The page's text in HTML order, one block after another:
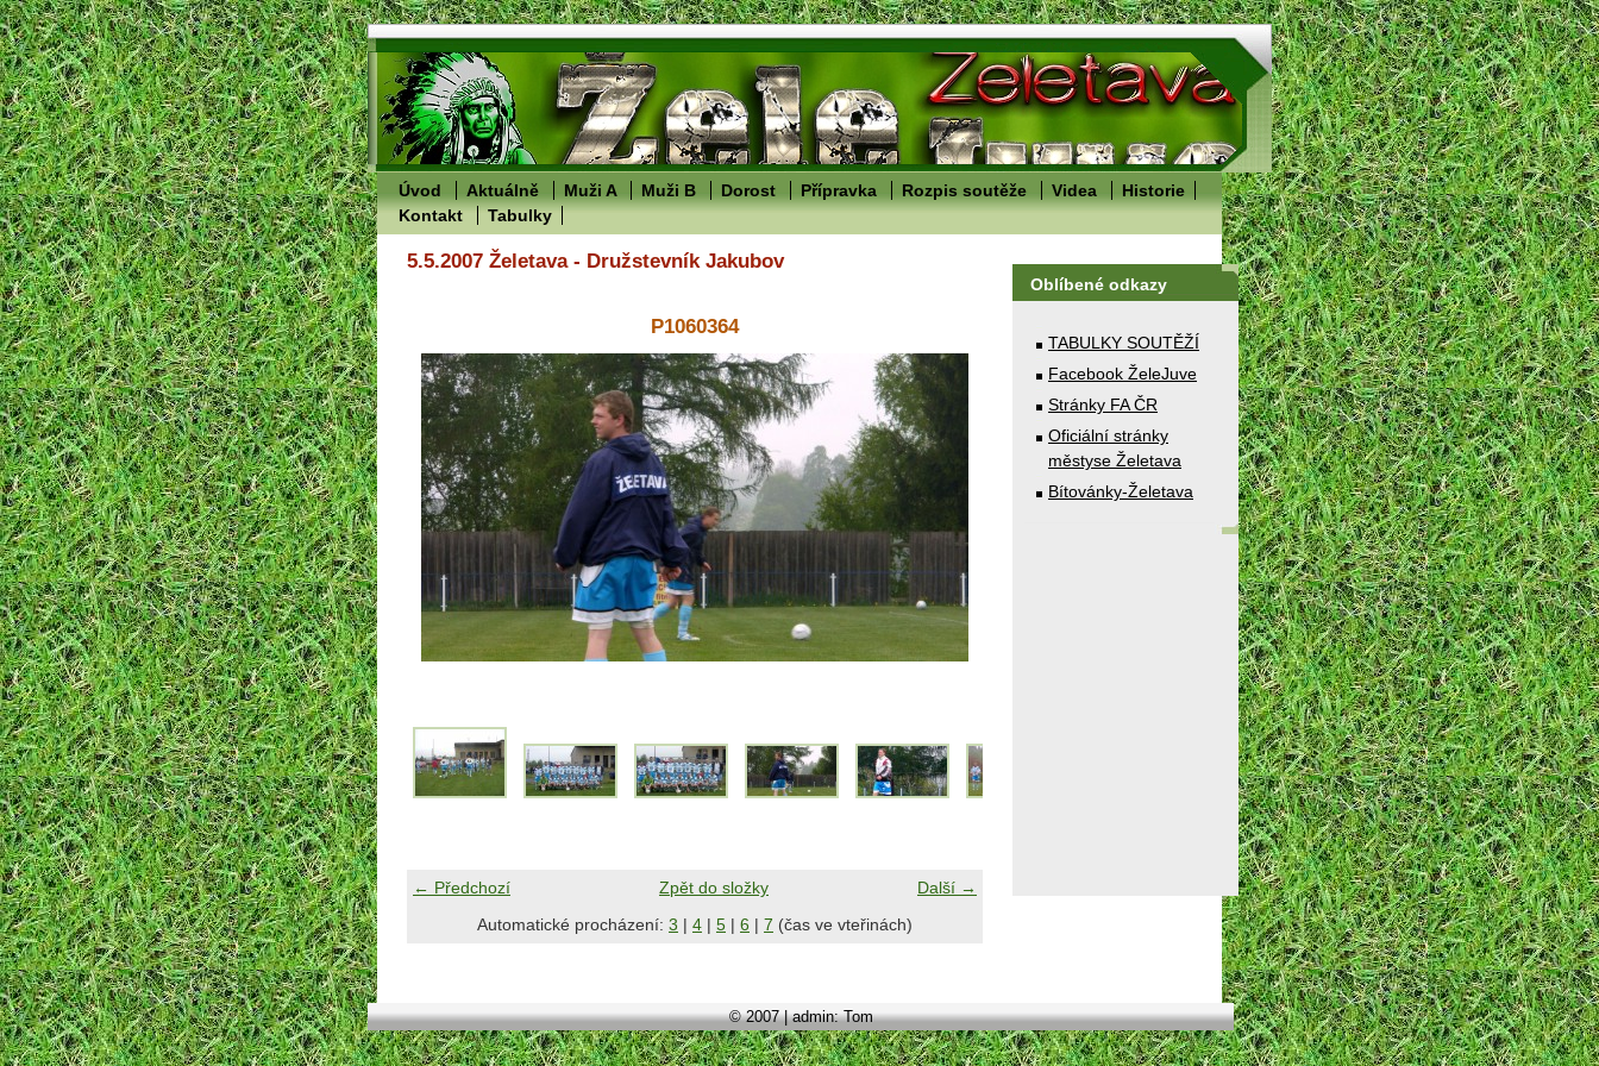
Úvod Aktuálně Muži A Muži B Dorost Přípravka Rozpis soutěže Videa
Historie
Kontakt
Tabulky
Oblíbené odkazy
TABULKY SOUTĚŽÍ
Facebook ŽeleJuve
Stránky FA ČR
Oficiální stránky
městyse Želetava
Bítovánky-Želetava
5.5.2007 Želetava - Družstevník Jakubov
P1060364
← Předchozí Další →
Zpět do složky
Automatické procházení: 3 | 4 | 5 | 6 | 7 (čas ve vteřinách)
© 2007 | admin: Tom